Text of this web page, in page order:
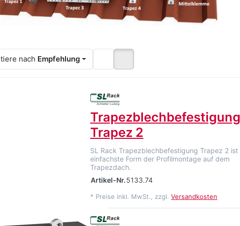
nach Empfehlung
Trapezblechbefestigung
Trapez 2
SL Rack Trapezblechbefestigung Trapez 2 ist
einfachste Form der Profilmontage auf dem
Trapezdach.
Artikel-Nr.5133.74
* Preise inkl. MwSt., zzgl. Versandkosten